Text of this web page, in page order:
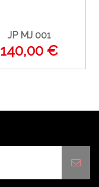
JP MJ 001
140,00 €